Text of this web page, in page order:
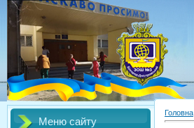
Меню сайту
Головна